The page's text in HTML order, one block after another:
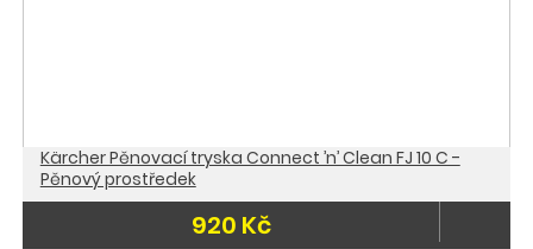
Kärcher Pěnovací tryska Connect ’n’ Clean FJ 10 C -
Pěnový prostředek
920 Kč